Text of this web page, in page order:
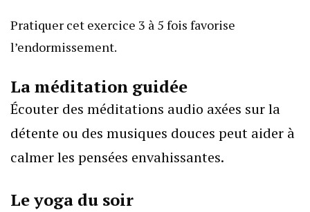
Pratiquer cet exercice 3 à 5 fois favorise
l’endormissement.
La méditation guidée
Écouter des méditations audio axées sur la
détente ou des musiques douces peut aider à
calmer les pensées envahissantes.
Le yoga du soir